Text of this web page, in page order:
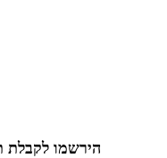
הירשמו לקבלת תוכן